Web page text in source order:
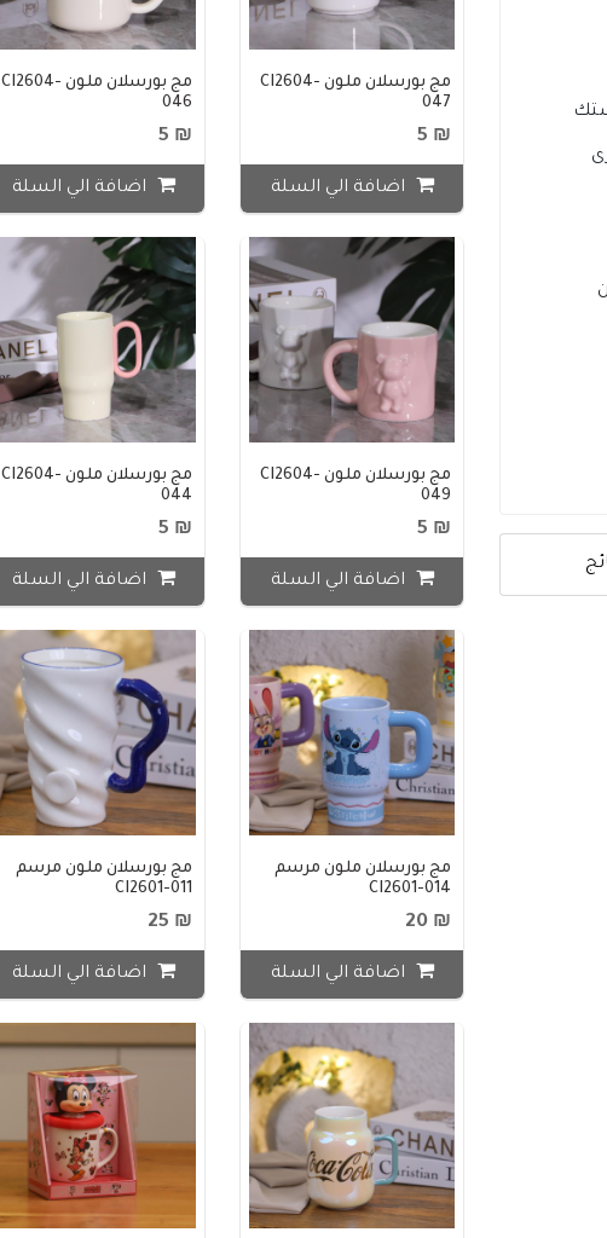
مج بورسلان ملون CI2604-
047
₪ 5
اضافة الي السلة
مج بورسلان ملون CI2604-
046
₪ 5
اضافة الي السلة
مج بورسلان ملون CI2604-
049
₪ 5
اضافة الي السلة
مج بورسلان ملون CI2604-
044
₪ 5
اضافة الي السلة
مج بورسلان ملون مرسم
CI2601-014
₪ 20
اضافة الي السلة
مج بورسلان ملون مرسم
CI2601-011
₪ 25
اضافة الي السلة